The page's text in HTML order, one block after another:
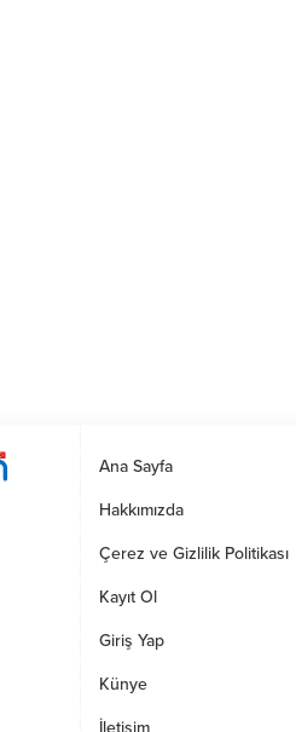
Ana Sayfa
Hakkımızda
Çerez ve Gizlilik Politikası
Kayıt Ol
Giriş Yap
Künye
İletişim